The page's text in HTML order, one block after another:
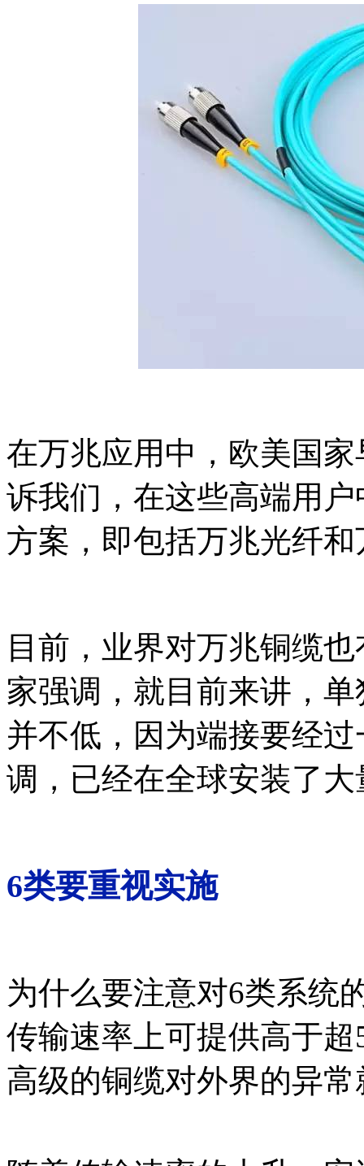
在万兆应用中，欧美国
诉我们，在这些高端用
方案，即包括万兆光纤
目前，业界对万兆铜缆
家强调，就目前来讲，
并不低，因为端接要经
调，已经在全球安装了
6类要重视实施
为什么要注意对6类系统
传输速率上可提供高于
高级的铜缆对外界的异